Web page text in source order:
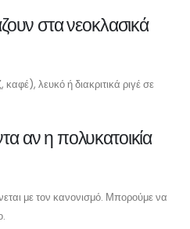
στα νεοκλασικά
λευκό ή διακριτικά ριγέ σε
αν η πολυκατοικία
με τον κανονισμό. Μπορούμε να